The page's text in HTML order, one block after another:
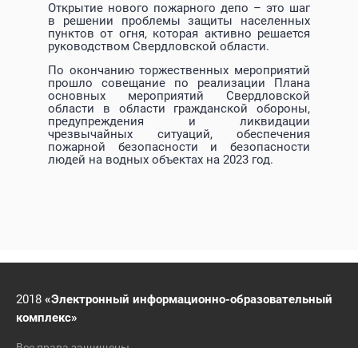
Открытие нового пожарного депо – это шаг
в решении проблемы защиты населенных
пунктов от огня, которая активно решается
руководством Свердловской области.
По окончанию торжественных мероприятий
прошло совещание по реализации Плана
основных мероприятий Свердловской
области в области гражданской обороны,
предупреждения и ликвидации
чрезвычайных ситуаций, обеспечения
пожарной безопасности и безопасности
людей на водных объектах на 2023 год.
2018 «Электронный информационно-образовательный
комплекс»